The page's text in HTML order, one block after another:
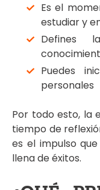
Es el
estudiar y
Defines
Puedes
personales
Por todo esto, la
tiempo de
es el impulso
llena de éxitos.